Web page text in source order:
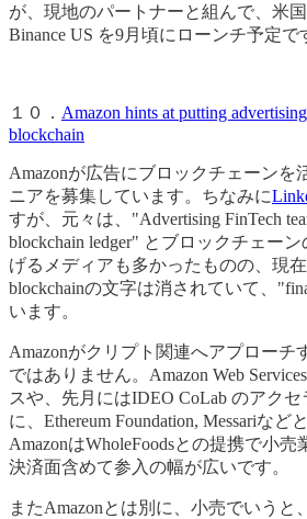
が、現地のパートナーと組んで、米
Binance US を9月頃にローンチ予定で
１０． Amazon hints at putting
blockchain
Amazonが広告にブロックチェーンを
ニアを募集しています。ちなみに
すが、元々は、"Advertising FinTech
blockchain ledger" とブロックチェー
げるメディアも多かったものの、現
blockchainの文字は消されていて、
います。
Amazonがクリプト関連へアプローチ
ではありません。Amazon Web
スや、先月にはIDEO CoLab のアクセ
に、Ethereum Foundation, Messariなど
AmazonはWholeFoodsとの提携で小売
決済面含めて参入の幅が広いです。
またAmazonとは別に、小売でいうと